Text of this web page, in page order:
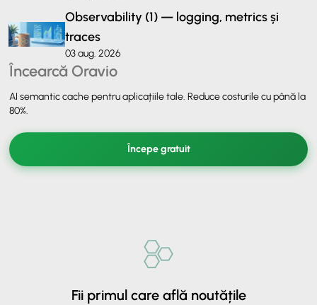
Observability (1) — logging, metrics și
traces
03 aug. 2026
Încearcă Oravio
AI semantic cache pentru aplicațiile tale. Reduce costurile cu până la
80%.
Începe gratuit
Fii primul care află noutățile